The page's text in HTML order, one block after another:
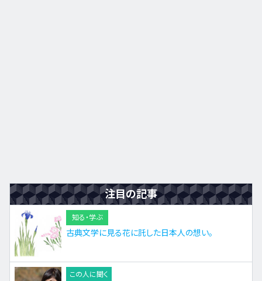
注目の記事
知る・学ぶ
古典文学に見る花に託した日本人の想い。
この人に聞く